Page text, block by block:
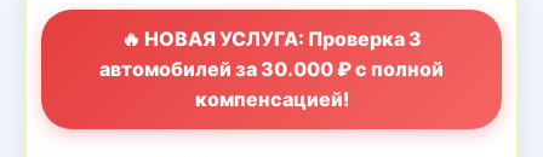
🔥 НОВАЯ УСЛУГА: Проверка 3
автомобилей за 30.000 ₽ с полной
компенсацией!